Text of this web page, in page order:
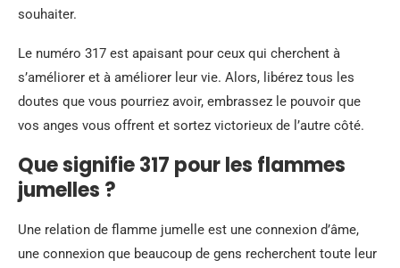
souhaiter.
Le numéro 317 est apaisant pour ceux qui cherchent à
s’améliorer et à améliorer leur vie. Alors, libérez tous les
doutes que vous pourriez avoir, embrassez le pouvoir que
vos anges vous offrent et sortez victorieux de l’autre côté.
Que signifie 317 pour les flammes
jumelles ?
Une relation de flamme jumelle est une connexion d’âme,
une connexion que beaucoup de gens recherchent toute leur